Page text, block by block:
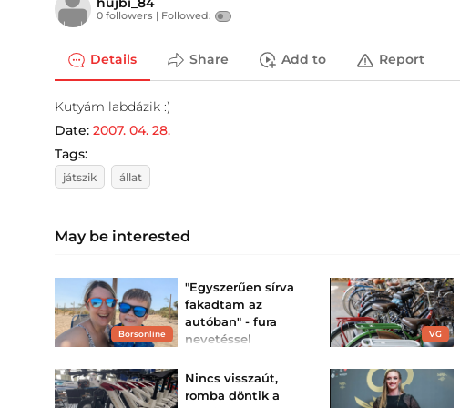
0 followers | Followed:
Details Share Add to Report
Kutyám labdázik :)
Date: 2007. 04. 28.
Tags:
játszik állat
May be interested
Borsonline
"Egyszerűen sírva
fakadtam az
autóban" - fura
nevetéssel
sztrókot kapott a
hároméve...
VG
Nincs visszaút,
romba döntik a